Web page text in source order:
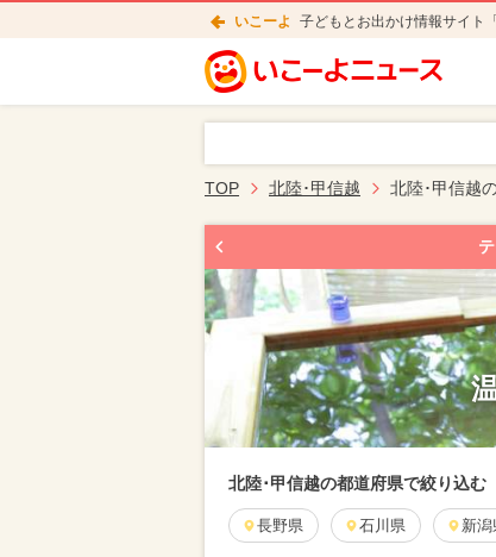
いこーよ 子どもとお出かけ情報サイト
TOP 北陸･甲信越 北陸･甲信越
北陸･甲信越の都道府県で絞り込む
長野県 石川県 新潟